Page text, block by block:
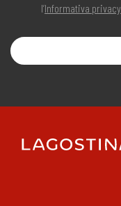
l’Informativa privacy